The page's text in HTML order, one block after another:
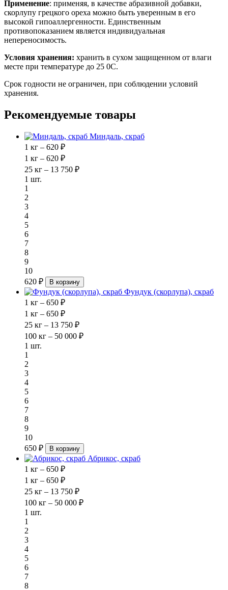
Применение: применяя, в качестве абразивной добавки,
скорлупу грецкого ореха можно быть уверенным в его
высокой гипоаллергенности. Единственным
противопоказанием является индивидуальная
непереносимость.
Условия хранения: хранить в сухом защищенном от влаги
месте при температуре до 25 0С.
Срок годности не ограничен, при соблюдении условий
хранения.
Рекомендуемые товары
Миндаль, скраб
1 кг – 620 ₽
1 кг – 620 ₽
25 кг – 13 750 ₽
1 шт.
1
2
3
4
5
6
7
8
9
10
620 ₽
В корзину
Фундук (скорлупа), скраб
1 кг – 650 ₽
1 кг – 650 ₽
25 кг – 13 750 ₽
100 кг – 50 000 ₽
1 шт.
1
2
3
4
5
6
7
8
9
10
650 ₽
В корзину
Абрикос, скраб
1 кг – 650 ₽
1 кг – 650 ₽
25 кг – 13 750 ₽
100 кг – 50 000 ₽
1 шт.
1
2
3
4
5
6
7
8